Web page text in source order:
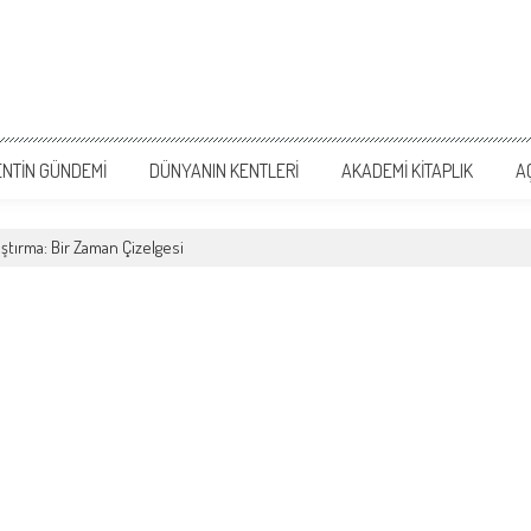
GÜNDEMI DÜNYANIN KENTLERI AKADEMI KITAPLIK
Bir Zaman Çizelgesi